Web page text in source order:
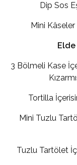
Dip Sos
Mini
3 Bölmeli Kase
Tortilla
Mini Tuzlu
Tuzlu Tartölet